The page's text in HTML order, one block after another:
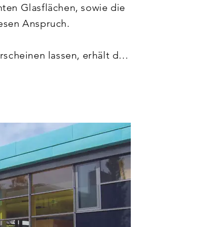
Glasflächen, sowie die
Anspruch.
lassen, erhält die